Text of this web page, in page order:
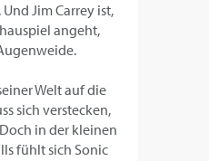
Jim Carrey ist,
angeht,
Welt auf die
sich verstecken,
in der kleinen
fühlt sich Sonic